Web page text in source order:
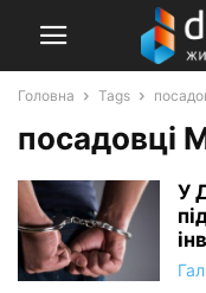
Головна Tags
посадовці
У